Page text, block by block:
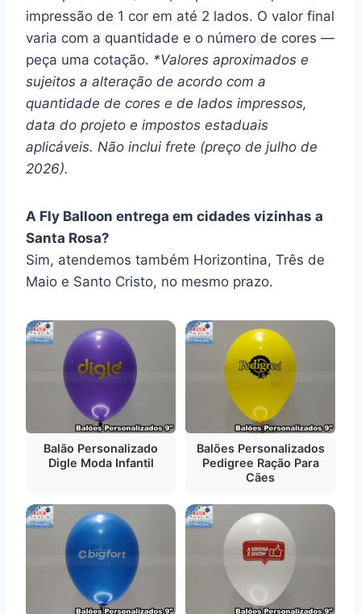
impressão de 1 cor em até 2 lados. O valor final
varia com a quantidade e o número de cores —
peça uma cotação. *Valores aproximados e
sujeitos a alteração de acordo com a
quantidade de cores e de lados impressos,
data do projeto e impostos estaduais
aplicáveis. Não inclui frete (preço de julho de
2026).
A Fly Balloon entrega em cidades vizinhas a
Santa Rosa?
Sim, atendemos também Horizontina, Três de
Maio e Santo Cristo, no mesmo prazo.
Balão Personalizado
Digle Moda Infantil
Balões Personalizados
Pedigree Ração Para
Cães